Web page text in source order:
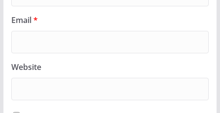
Email*
Website